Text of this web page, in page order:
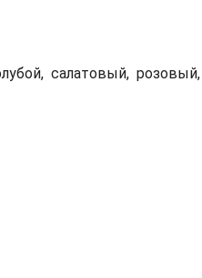
салатовый,